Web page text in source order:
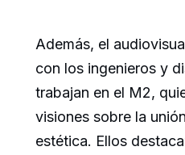
Además, el
con los ingenieros y
trabajan en el M2,
visiones sobre la
estética. Ellos